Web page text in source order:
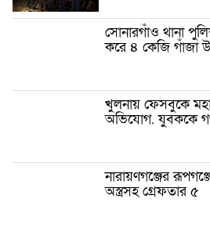
সোনারগাঁও থানা
করে ৪ কেজি গাঁজা
খুলনায় ফেসবুকে
অভিযোগ. যুবককে
নারায়ণগঞ্জের
অস্ত্রসহ গ্রেফতার ৫